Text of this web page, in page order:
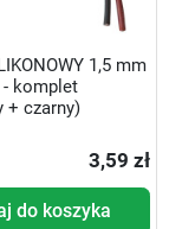
1,5 mm
komplet
+ czarny)
3,59 zł
do koszyka